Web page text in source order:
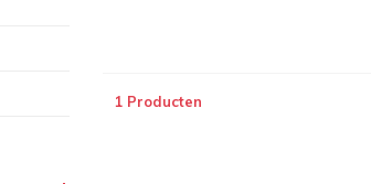
1 Producten